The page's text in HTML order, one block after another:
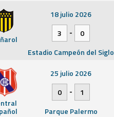
18 julio 2026
3
-
0
Estadio Campeón del Siglo
25 julio 2026
0
-
1
Parque Palermo